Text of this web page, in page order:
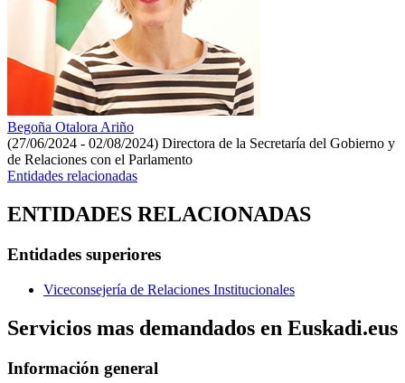
Begoña Otalora Ariño
(27/06/2024 - 02/08/2024) Directora de la Secretaría del Gobierno y
de Relaciones con el Parlamento
Entidades relacionadas
ENTIDADES RELACIONADAS
Entidades superiores
Viceconsejería de Relaciones Institucionales
Servicios mas demandados en Euskadi.eus
Información general